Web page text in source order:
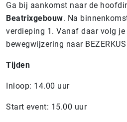
Ga bij aankomst naar de
Beatrixgebouw. Na
verdieping 1. Vanaf daar volg je
bewegwijzering naar BEZERKUS
Tijden
Inloop: 14.00 uur
Start event: 15.00 uur